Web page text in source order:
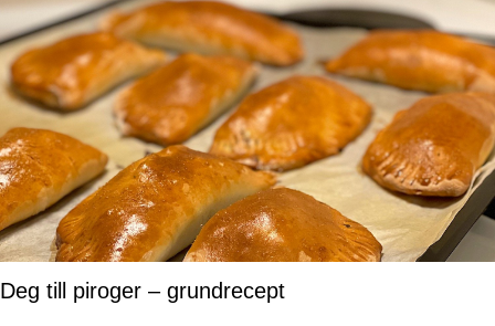
Deg till piroger – grundrecept